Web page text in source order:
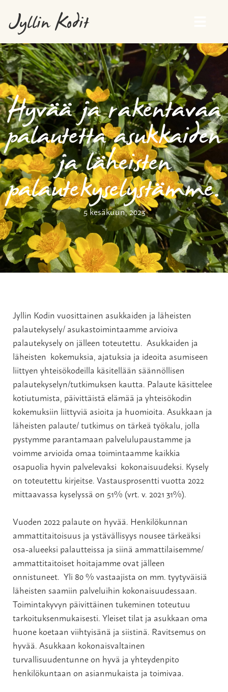
Jyllin Kodit
Hyvää ja rakentavaa
palautetta asukkaiden
ja läheisten
palautekyselystämme.
5 kesäkuun, 2023
Jyllin Kodin vuosittainen asukkaiden ja läheisten
palautekysely/ asukastoimintaamme arvioiva
palautekysely on jälleen toteutettu. Asukkaiden ja
läheisten kokemuksia, ajatuksia ja ideoita asumiseen
liittyen yhteisökodeilla käsitellään säännöllisen
palautekyselyn/tutkimuksen kautta. Palaute käsittelee
kotiutumista, päivittäistä elämää ja yhteisökodin
kokemuksiin liittyviä asioita ja huomioita. Asukkaan ja
läheisten palaute/ tutkimus on tärkeä työkalu, jolla
pystymme parantamaan palvelulupaustamme ja
voimme arvioida omaa toimintaamme kaikkia
osapuolia hyvin palvelevaksi kokonaisuudeksi. Kysely
on toteutettu kirjeitse. Vastausprosentti vuotta 2022
mittaavassa kyselyssä on 51% (vrt. v. 2021 31%).
Vuoden 2022 palaute on hyvää. Henkilökunnan
ammattitaitoisuus ja ystävällisyys nousee tärkeäksi
osa-alueeksi palautteissa ja siinä ammattilaisemme/
ammattitaitoiset hoitajamme ovat jälleen
onnistuneet. Yli 80 % vastaajista on mm. tyytyväisiä
läheisten saamiin palveluihin kokonaisuudessaan.
Toimintakyvyn päivittäinen tukeminen toteutuu
tarkoituksenmukaisesti. Yleiset tilat ja asukkaan oma
huone koetaan viihtyisänä ja siistinä. Ravitsemus on
hyvää. Asukkaan kokonaisvaltainen
turvallisuudentunne on hyvä ja yhteydenpito
henkilökuntaan on asianmukaista ja toimivaa.